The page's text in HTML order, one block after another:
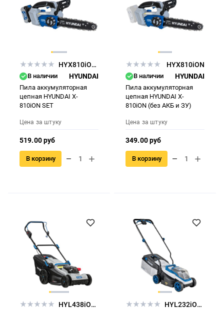
HYX810iONSET
В наличии HYUNDAI
Пила аккумуляторная
цепная HYUNDAI X-
810iON SET
Цена за штуку
519.00 руб
В корзину
HYX810iON
В наличии HYUNDAI
Пила аккумуляторная
цепная HYUNDAI X-
810iON (без АКБ и ЗУ)
Цена за штуку
349.00 руб
В корзину
HYL438iONSET HYL232iONSET